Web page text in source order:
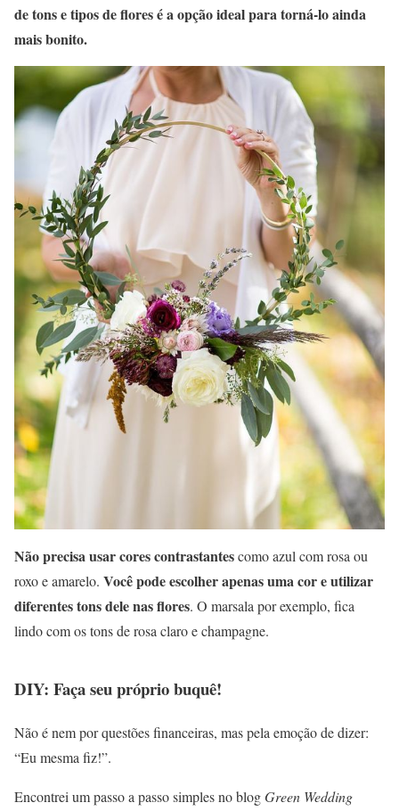
de tons e tipos de flores é a opção ideal para torná-lo ainda
mais bonito.
Não precisa usar cores contrastantescomo azul com rosa ou
roxo e amarelo. Você pode escolher apenas uma cor e utilizar
diferentes tons dele nas flores. O marsala por exemplo, fica
lindo com os tons de rosa claro e champagne.
DIY: Faça seu próprio buquê!
Não é nem por questões financeiras, mas pela emoção de dizer:
“Eu mesma fiz!”.
Encontrei um passo a passo simples no blogGreen Wedding